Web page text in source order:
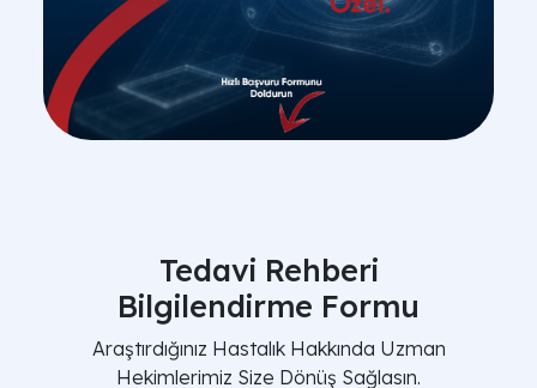
Tedavi Rehberi
Bilgilendirme Formu
Araştırdığınız Hastalık Hakkında Uzman
Hekimlerimiz Size Dönüş Sağlasın.